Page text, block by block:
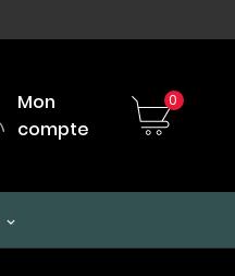
Mon
compte
0